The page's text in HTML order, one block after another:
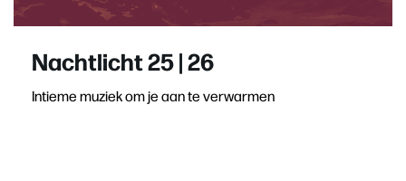
Nachtlicht 25 | 26
Intieme muziek om je aan te verwarmen